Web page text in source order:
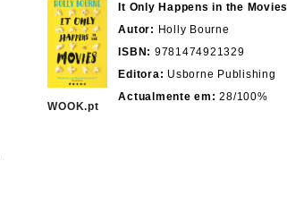
WOOK.pt
It Only Happens in the Movies
Autor: Holly Bourne
ISBN: 9781474921329
Editora: Usborne Publishing
Actualmente em: 28/100%